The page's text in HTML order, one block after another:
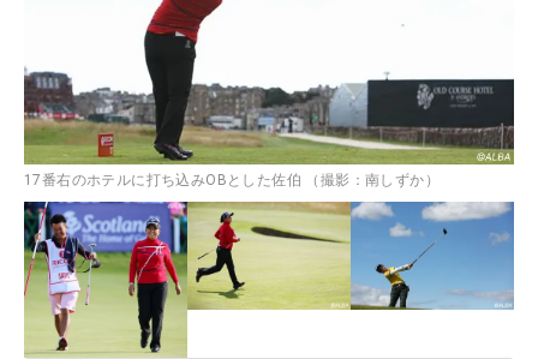
17番右のホテルに打ち込みOBとした佐伯 （撮影：南しずか）